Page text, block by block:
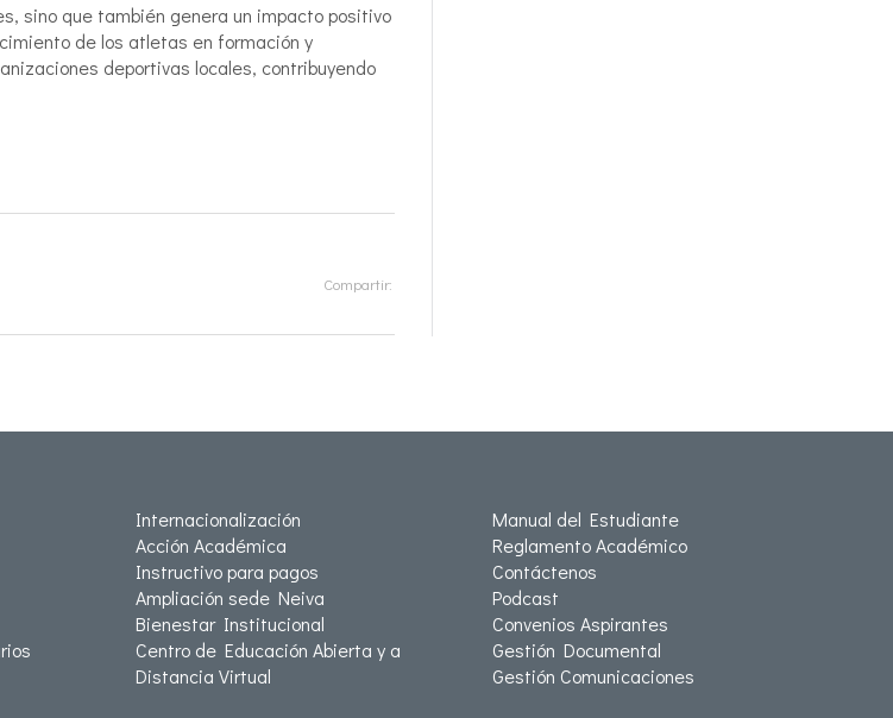
sino que también genera un impacto positivo
de los atletas en formación y
deportivas locales, contribuyendo
Compartir:
Internacionalización
Acción Académica
Instructivo para pagos
Ampliación sede Neiva
Bienestar Institucional
Centro de Educación Abierta y a
Distancia Virtual
Manual del Estudiante
Reglamento Académico
Contáctenos
Podcast
Convenios Aspirantes
Gestión Documental
Gestión Comunicaciones